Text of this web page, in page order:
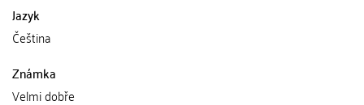
Jazyk
Čeština
Známka
Velmi dobře